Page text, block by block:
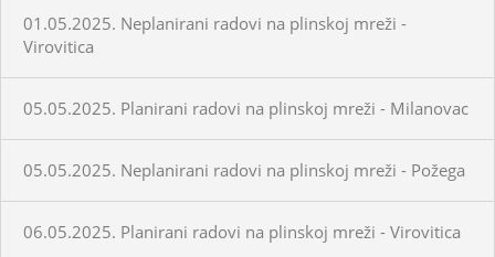
01.05.2025. Neplanirani radovi na plinskoj mreži -
Virovitica
05.05.2025. Planirani radovi na plinskoj mreži - Milanovac
05.05.2025. Neplanirani radovi na plinskoj mreži - Požega
06.05.2025. Planirani radovi na plinskoj mreži - Virovitica